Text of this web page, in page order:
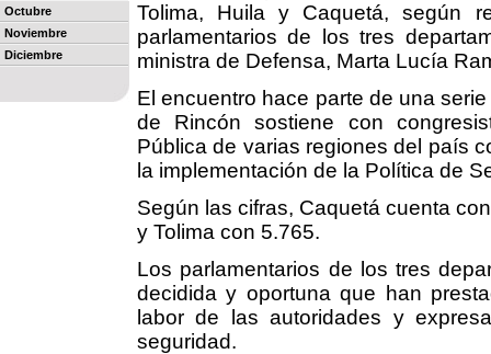
Octubre
Noviembre
Diciembre
Tolima, Huila y Caquetá, según
parlamentarios de los tres
ministra de Defensa, Marta Lucía
El encuentro hace parte de una
de Rincón sostiene con
Pública de varias regiones del país
la implementación de la Política de
Según las cifras, Caquetá cuenta
y Tolima con 5.765.
Los parlamentarios de los tres
decidida y oportuna que han
labor de las autoridades y
seguridad.